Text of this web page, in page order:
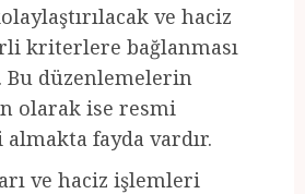
ve haciz
kriterlere bağlanması
Bu düzenlemelerin
olarak ise resmi
fayda vardır.
ve haciz işlemleri